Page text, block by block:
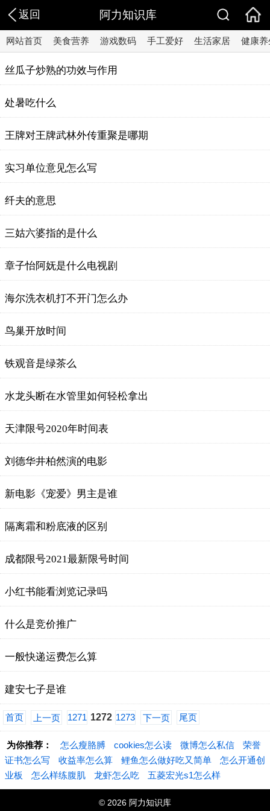
返回 阿力知识库
网站首页 美食营养 游戏数码 手工爱好 生活家居 健康养
丝瓜子炒熟的功效与作用
处暑吃什么
王牌对王牌武林外传重聚是哪期
实习单位意见怎么写
纤夫的意思
三姑六婆指的是什么
章子怡阿妩是什么电视剧
海尔洗衣机打不开门怎么办
鸟巢开放时间
铁观音是绿茶么
水龙头断在水管里如何轻松拿出
天津限号2020年时间表
刘德华井柏然演的电影
新电影《宠爱》男主是谁
隔离霜和粉底液的区别
成都限号2021最新限号时间
小红书能看浏览记录吗
什么是竞价推广
一般快递运费怎么算
建安七子是谁
首页 上一页 1271 1272 1273 下一页 尾页
为你推荐： 怎么瘦胳膊 cookies怎么读 微博怎么私信
荣誉
证书怎么写
收益率怎么算 鲤鱼怎么做好吃又简单
怎么开通创
业板
怎么样练腹肌 龙虾怎么吃 五菱宏光s1怎么样
© 2026 阿力知识库